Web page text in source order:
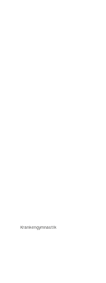
Krankengymnastik